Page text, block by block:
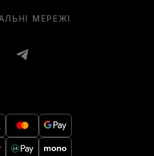
МЕРЕЖІ